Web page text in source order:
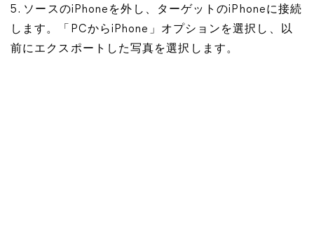
5. ソースのiPhoneを外し、ターゲットのiPhoneに接続
します。「PCからiPhone」オプションを選択し、以
前にエクスポートした写真を選択します。